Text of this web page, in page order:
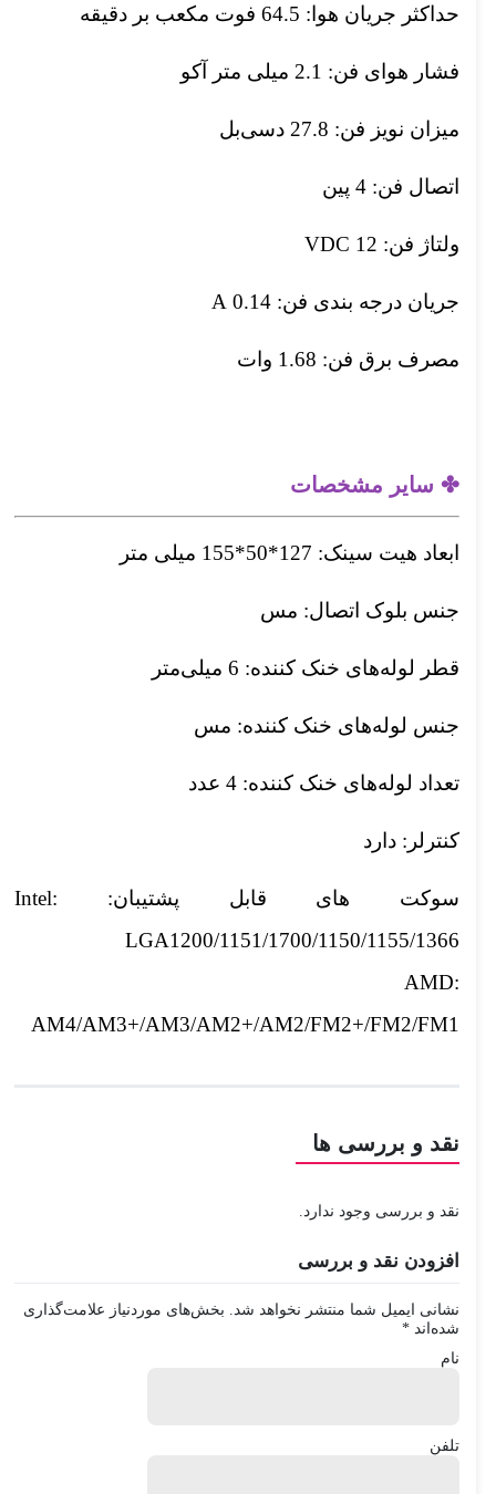
حداکثر جریان هوا: 64.5 فوت مکعب بر دقیقه
فشار هوای فن: 2.1 میلی متر آکو
میزان نویز فن: 27.8 دسی‌بل
اتصال فن: 4 پین
ولتاژ فن: 12 VDC
جریان درجه بندی فن: 0.14 A
مصرف برق فن: 1.68 وات
✤ سایر مشخصات
ابعاد هیت سینک: 127*50*155 میلی متر
جنس بلوک اتصال: مس
قطر لوله‌های خنک کننده: 6 میلی‌متر
جنس لوله‌های خنک کننده: مس
تعداد لوله‌های خنک کننده: 4 عدد
کنترلر: دارد
سوکت های قابل پشتیبان: Intel:
LGA1200/1151/1700/1150/1155/1366
AMD:
AM4/AM3+/AM3/AM2+/AM2/FM2+/FM2/FM1
نقد و بررسی ها
نقد و بررسی وجود ندارد.
افزودن نقد و بررسی
نشانی ایمیل شما منتشر نخواهد شد. بخش‌های موردنیاز علامت‌گذاری
شده‌اند*
نام
تلفن